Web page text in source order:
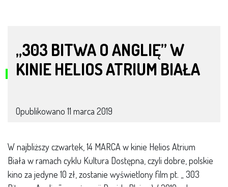
,,303 BITWA O ANGLIĘ” W
KINIE HELIOS ATRIUM BIAŁA
Opublikowano 11 marca 2019
W najbliższy czwartek, 14 MARCA w kinie Helios Atrium
Biała w ramach cyklu Kultura Dostępna, czyli dobre, polskie
kino za jedyne 10 zł, zostanie wyświetlony film pt. „ 303